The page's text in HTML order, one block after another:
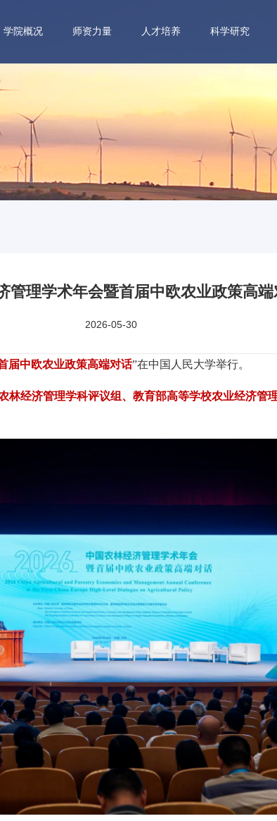
学院概况 师资力量 人才培养 科学研究
管理学术年会暨首届中欧农业政策高
2026-05-30
届中欧农业政策高端对话”在中国人民大学举行。
林经济管理学科评议组、教育部高等学校农业经济管